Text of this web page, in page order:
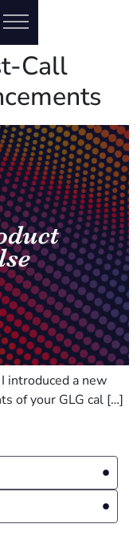
Call
introduced a new
of your GLG cal […]